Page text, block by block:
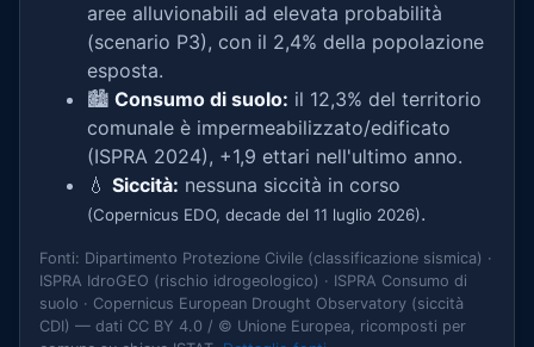
aree alluvionabili ad elevata probabilità
(scenario P3), con il 2,4% della popolazione
esposta.
🏙️ Consumo di suolo: il 12,3% del territorio
comunale è impermeabilizzato/edificato
(ISPRA 2024), +1,9 ettari nell'ultimo anno.
💧 Siccità: nessuna siccità in corso
(Copernicus EDO, decade del 11 luglio 2026).
Fonti: Dipartimento Protezione Civile (classificazione sismica) ·
ISPRA IdroGEO (rischio idrogeologico) · ISPRA Consumo di
suolo · Copernicus European Drought Observatory (siccità
CDI) — dati CC BY 4.0 / © Unione Europea, ricomposti per